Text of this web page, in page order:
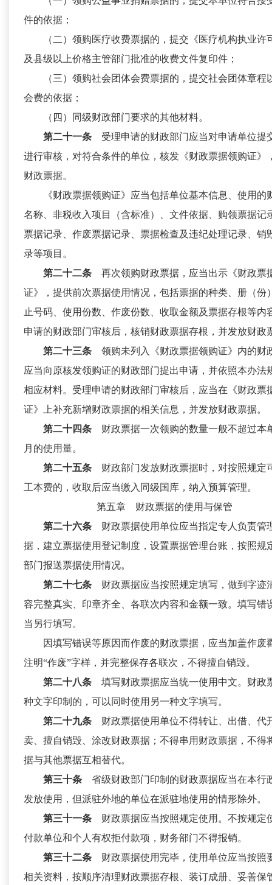
件的依据；
（二）领购医疗收费票据的，提交《医疗机构执业许
及县级以上价格主管部门批准的收费文件复印件；
（三）领购社会团体会费票据的，提交社会团体章程
会费的依据；
（四）同级财政部门要求的其他材料。
第二十一条 受理申请的财政部门应当对申请单位提
进行审核，对符合条件的单位，核发《财政票据领购证》
财政票据。
《财政票据领购证》应当包括单位基本信息、使用的
名称、非税收入项目（含标准）、文件依据、购领票据记
票据记录、作废票据记录、票据检查及违纪处理记录、销
录等项目。
第二十二条 再次领购财政票据，应当出示《财政票
证》，提供前次票据使用情况，包括票据的种类、册（份
止号码、使用份数、作废份数、收取金额及票据存根等内
申请的财政部门审核后，核销财政票据存根，并发放财政
第二十三条 领购未列入《财政票据领购证》内的财
应当向原核发领购证的财政部门提出申请，并依照本办法
相应材料。受理申请的财政部门审核后，应当在《财政票
证》上补充新增财政票据的相关信息，并发放财政票据。
第二十四条 财政票据一次领购的数量一般不超过本
月的使用量。
第二十五条 财政部门发放财政票据时，对按照规定
工本费的，收取后应当缴入同级国库，纳入预算管理。
第五章 财政票据的使用与保管
第二十六条 财政票据使用单位应当指定专人负责管
据，建立票据使用登记制度，设置票据管理台账，按照规
部门报送票据使用情况。
第二十七条 财政票据应当按照规定填写，做到字迹
容完整真实、印章齐全、各联次内容和金额一致。填写错
当另行填写。
因填写错误等原因而作废的财政票据，应当加盖作废
注明“作废”字样，并完整保存各联次，不得擅自销毁。
第二十八条 填写财政票据应当统一使用中文。财政
种文字印制的，可以同时使用另一种文字填写。
第二十九条 财政票据使用单位不得转让、出借、代
卖、擅自销毁、涂改财政票据；不得串用财政票据，不得
据与其他票据互相替代。
第三十条 省级财政部门印制的财政票据应当在本行
发放使用，但派驻外地的单位在派驻地使用的情形除外。
第三十一条 财政票据应当按照规定使用。不按规定
付款单位和个人有权拒付款项，财务部门不得报销。
第三十二条 财政票据使用完毕，使用单位应当按照
相关资料，按顺序清理财政票据存根、装订成册、妥善保